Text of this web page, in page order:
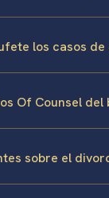
los casos
Of Counsel
sobre el